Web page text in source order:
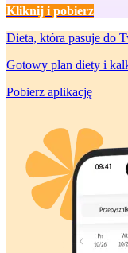
Kliknij i pobierz
Dieta, która pasuje do
Gotowy plan diety i
Pobierz aplikację